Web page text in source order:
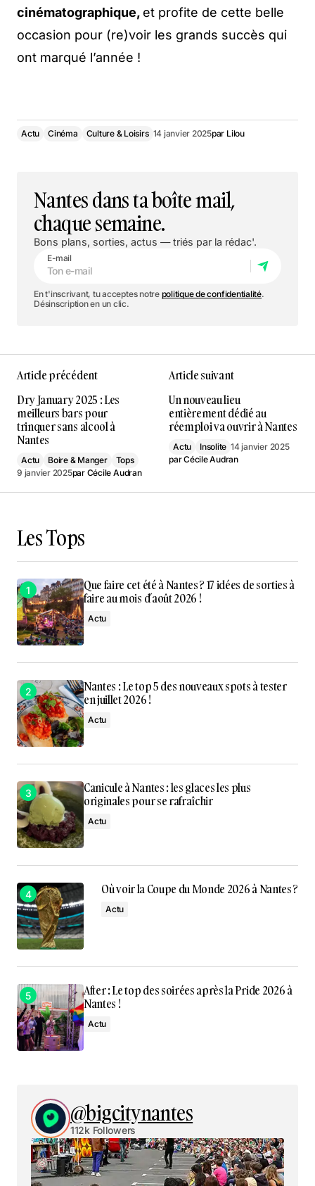
cinématographique, et profite de cette belle
occasion pour (re)voir les grands succès qui
ont marqué l’année !
Actu Cinéma Culture & Loisirs 14 janvier 2025par Lilou
Nantes dans ta boîte mail,
chaque semaine.
Bons plans, sorties, actus — triés par la rédac'.
E-mail
En t'inscrivant, tu acceptes notre politique de confidentialité.
Désinscription en un clic.
Article précédent
Dry January 2025 : Les
meilleurs bars pour
trinquer sans alcool à
Nantes
Actu Boire & Manger
Tops
9 janvier 2025par Cécile Audran
Article suivant
Un nouveau lieu
entièrement dédié au
réemploi va ouvrir à Nantes
Actu Insolite 14 janvier 2025
parCécile Audran
Les Tops
Que faire cet été à Nantes ? 17 idées de sorties à
faire au mois d’août 2026 !
Actu
Nantes : Le top 5 des nouveaux spots à tester
en juillet 2026 !
Actu
Canicule à Nantes : les glaces les plus
originales pour se rafraîchir
Actu
Où voir la Coupe du Monde 2026 à Nantes ?
Actu
After : Le top des soirées après la Pride 2026 à
Nantes !
Actu
@bigcitynantes
112k Followers